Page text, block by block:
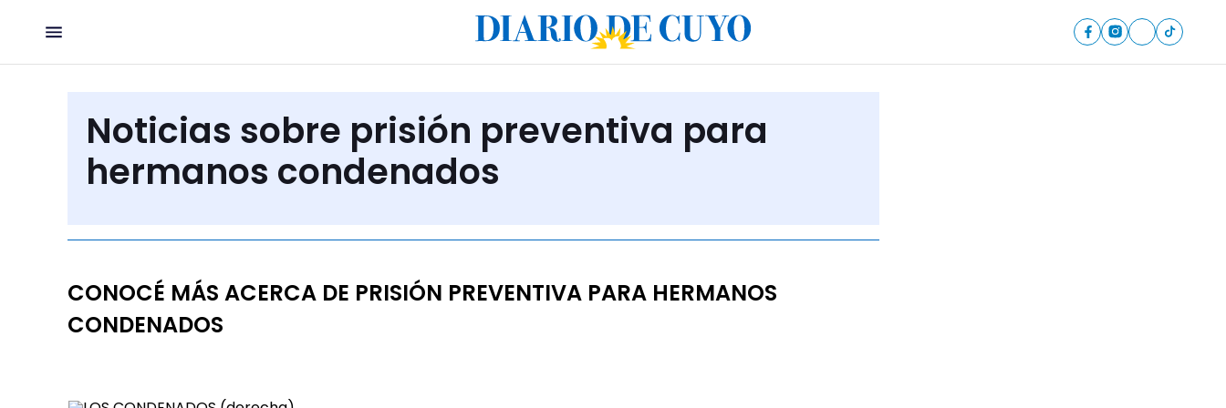
Noticias sobre prisión preventiva para
hermanos condenados
CONOCÉ MÁS ACERCA DE PRISIÓN PREVENTIVA PARA HERMANOS
CONDENADOS